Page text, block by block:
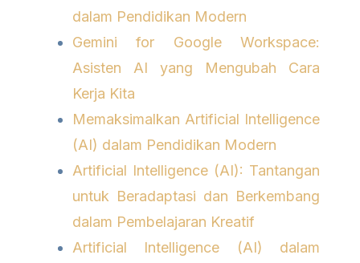
dalam Pendidikan Modern
Gemini for Google Workspace:
Asisten AI yang Mengubah Cara
Kerja Kita
Memaksimalkan Artificial Intelligence
(AI) dalam Pendidikan Modern
Artificial Intelligence (AI): Tantangan
untuk Beradaptasi dan Berkembang
dalam Pembelajaran Kreatif
Artificial Intelligence (AI) dalam